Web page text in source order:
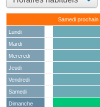
Samedi prochain
Lundi
Mardi
Mercredi
Jeudi
Vendredi
Samedi
Dimanche